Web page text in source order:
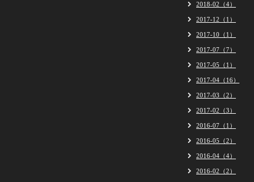
2018-02（4）
2017-12（1）
2017-10（1）
2017-07（7）
2017-05（1）
2017-04（16）
2017-03（2）
2017-02（3）
2016-07（1）
2016-05（2）
2016-04（4）
2016-02（2）